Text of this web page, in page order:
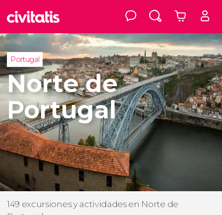
Portugal
Norte de
Portugal
149 excursiones y actividades en Norte de